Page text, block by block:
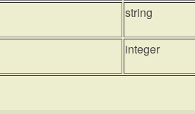
string
integer